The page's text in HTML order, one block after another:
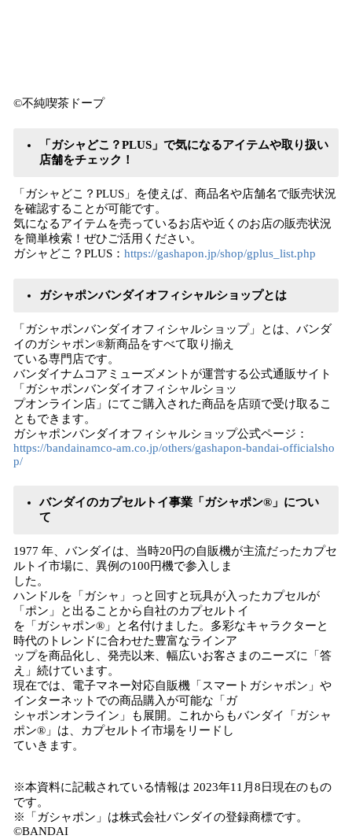
©不純喫茶ドープ
「ガシャどこ？PLUS」で気になるアイテムや取り扱い
店舗をチェック！
「ガシャどこ？PLUS」を使えば、商品名や店舗名で販売状況
を確認することが可能です。
気になるアイテムを売っているお店や近くのお店の販売状況
を簡単検索！ぜひご活⽤ください。
ガシャどこ？PLUS： https://gashapon.jp/shop/gplus_list.php
ガシャポンバンダイオフィシャルショップとは
「ガシャポンバンダイオフィシャルショップ」とは、バンダ
イのガシャポン®新商品をすべて取り揃え
ている専⾨店です。
バンダイナムコアミューズメントが運営する公式通販サイト
「ガシャポンバンダイオフィシャルショッ
プオンライン店」にてご購⼊された商品を店頭で受け取るこ
ともできます。
ガシャポンバンダイオフィシャルショップ公式ページ：
https://bandainamco-am.co.jp/others/gashapon-bandai-officialsho
p/
バンダイのカプセルトイ事業「ガシャポン®」につい
て
1977 年、バンダイは、当時20円の⾃販機が主流だったカプセ
ルトイ市場に、異例の100円機で参⼊しま
した。
ハンドルを「ガシャ」っと回すと玩具が⼊ったカプセルが
「ポン」と出ることから⾃社のカプセルトイ
を「ガシャポン®」と名付けました。多彩なキャラクターと
時代のトレンドに合わせた豊富なラインア
ップを商品化し、発売以来、幅広いお客さまのニーズに「答
え」続けています。
現在では、電⼦マネー対応⾃販機「スマートガシャポン」や
インターネットでの商品購⼊が可能な「ガ
シャポンオンライン」も展開。これからもバンダイ「ガシャ
ポン®」は、カプセルトイ市場をリードし
ていきます。
※本資料に記載されている情報は 2023年11⽉8⽇現在のもの
です。
※「ガシャポン」は株式会社バンダイの登録商標です。
©BANDAI